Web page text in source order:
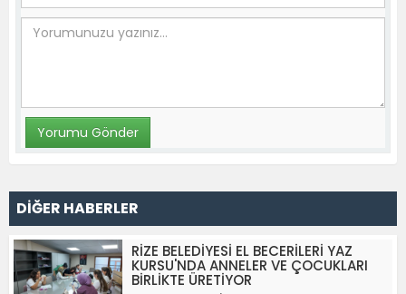
DİĞER HABERLER
RİZE BELEDİYESİ EL BECERİLERİ YAZ
KURSU'NDA ANNELER VE ÇOCUKLARI
BİRLİKTE ÜRETİYOR